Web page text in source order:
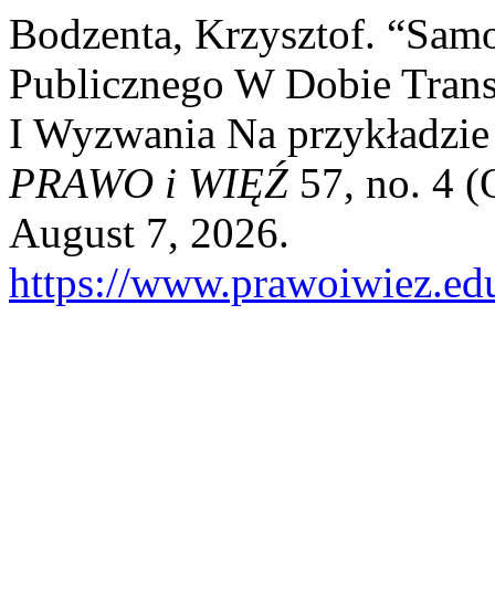
Bodzenta, Krzysztof.
Publicznego W Dobie
I Wyzwania Na
PRAWO i WIĘŹ 57, no. 4
August 7, 2026.
https://